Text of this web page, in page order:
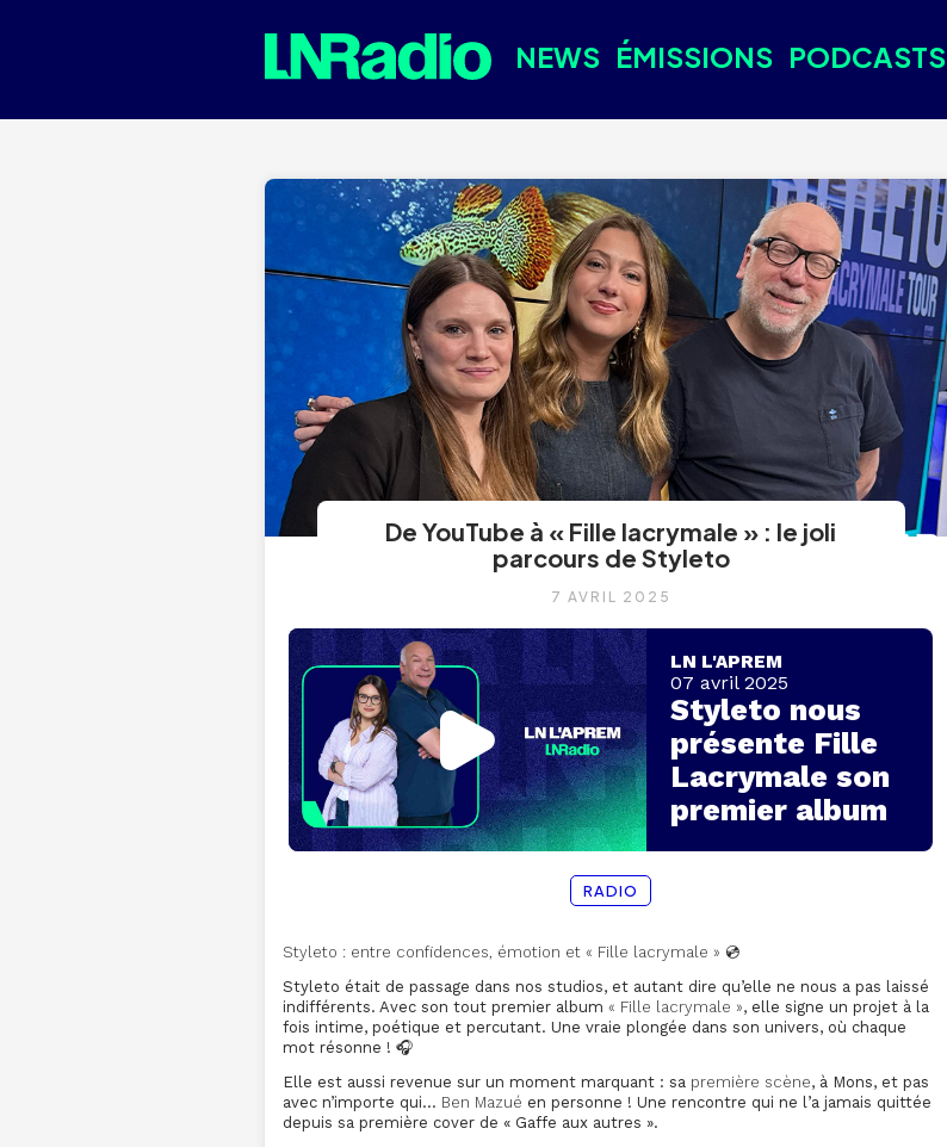
NEWS ÉMISSIONS PODCASTS
De YouTube à « Fille lacrymale » : le joli
parcours de Styleto
7 AVRIL 2025
LN L'APREM
07 avril 2025
Styleto nous
présente Fille
Lacrymale son
premier album
RADIO
Styleto : entre confidences, émotion et « Fille lacrymale » 💿
Styleto était de passage dans nos studios, et autant dire qu’elle ne nous a pas laissé
indifférents. Avec son tout premier album « Fille lacrymale », elle signe un projet à la
fois intime, poétique et percutant. Une vraie plongée dans son univers, où chaque
mot résonne ! 🎧
Elle est aussi revenue sur un moment marquant : sa première scène, à Mons, et pas
avec n’importe qui… Ben Mazué en personne ! Une rencontre qui ne l’a jamais quittée
depuis sa première cover de « Gaffe aux autres ».